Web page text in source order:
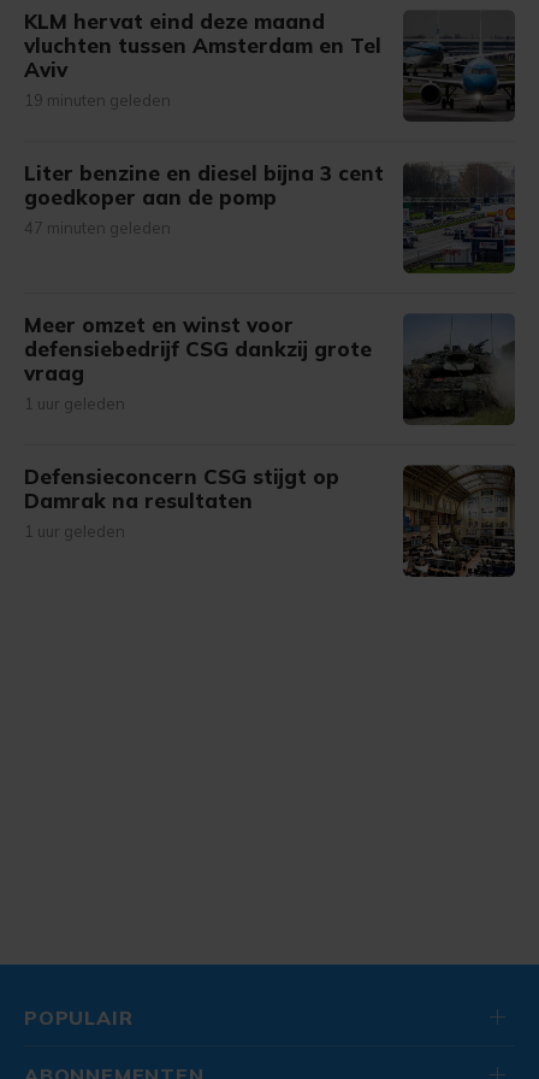
KLM hervat eind deze maand
vluchten tussen Amsterdam en Tel
Aviv
19 minuten geleden
Liter benzine en diesel bijna 3 cent
goedkoper aan de pomp
47 minuten geleden
Meer omzet en winst voor
defensiebedrijf CSG dankzij grote
vraag
1 uur geleden
Defensieconcern CSG stijgt op
Damrak na resultaten
1 uur geleden
POPULAIR